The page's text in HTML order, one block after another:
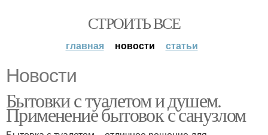
СТРОИТЬ ВСЕ
главная новости статьи
Новости
Бытовки с туалетом и душем.
Применение бытовок с санузлом